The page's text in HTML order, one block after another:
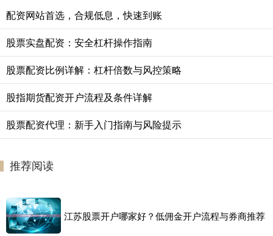
配资网站首选，合规低息，快速到账
股票实盘配资：安全杠杆操作指南
股票配资比例详解：杠杆倍数与风控策略
股指期货配资开户流程及条件详解
股票配资代理：新手入门指南与风险提示
推荐阅读
江苏股票开户哪家好？低佣金开户流程与券商推荐